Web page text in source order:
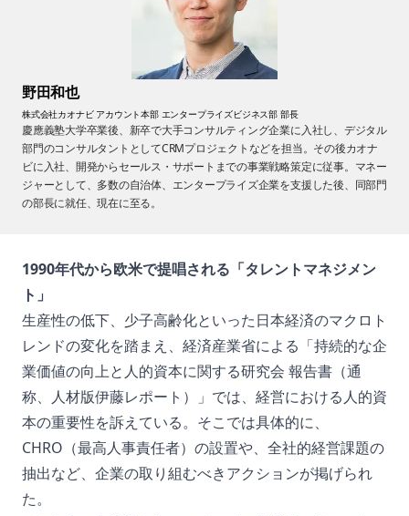
野田和也
株式会社カオナビ アカウント本部 エンタープライズビジネス部 部長
慶應義塾大学卒業後、新卒で大手コンサルティング企業に入社し、デジタル
部門のコンサルタントとしてCRMプロジェクトなどを担当。その後カオナ
ビに入社、開発からセールス・サポートまでの事業戦略策定に従事。マネー
ジャーとして、多数の自治体、エンタープライズ企業を支援した後、同部門
の部長に就任、現在に至る。
1990年代から欧米で提唱される「タレントマネジメン
ト」
生産性の低下、少子高齢化といった日本経済のマクロト
レンドの変化を踏まえ、経済産業省による「持続的な企
業価値の向上と人的資本に関する研究会 報告書（通
称、人材版伊藤レポート）」では、経営における人的資
本の重要性を訴えている。そこでは具体的に、
CHRO（最高人事責任者）の設置や、全社的経営課題の
抽出など、企業の取り組むべきアクションが掲げられ
た。